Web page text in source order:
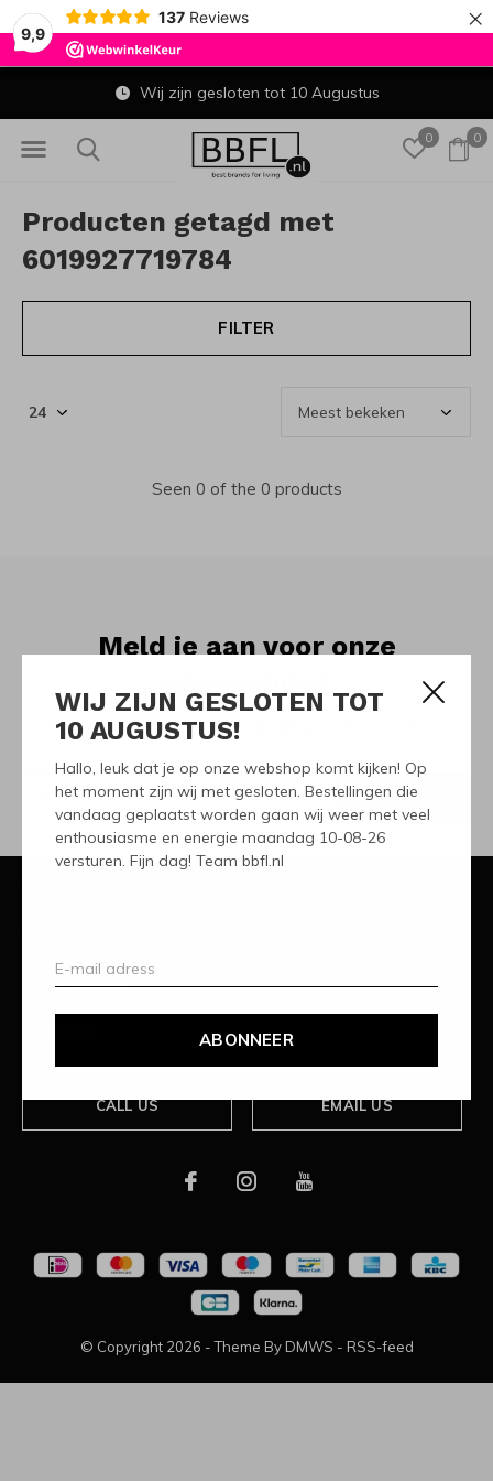
9,9
137 Reviews ×
WIJ ZIJN GESLOTEN TOT
10 AUGUSTUS!
Hallo, leuk dat je op onze webshop komt kijken! Op
het moment zijn wij met gesloten. Bestellingen die
vandaag geplaatst worden gaan wij weer met veel
enthousiasme en energie maandag 10-08-26
versturen. Fijn dag! Team bbfl.nl
ABONNEER
0 0
Wij zijn gesloten tot 10 Augustus
Producten getagd met
6019927719784
FILTER
Seen 0 of the 0 products
Meld je aan voor onze
Ontvang de nieuwste aanbiedingen en promoties
ABONNEER
Categorieën
CALL US EMAIL US
© Copyright 2026 - Theme By DMWS - RSS-feed